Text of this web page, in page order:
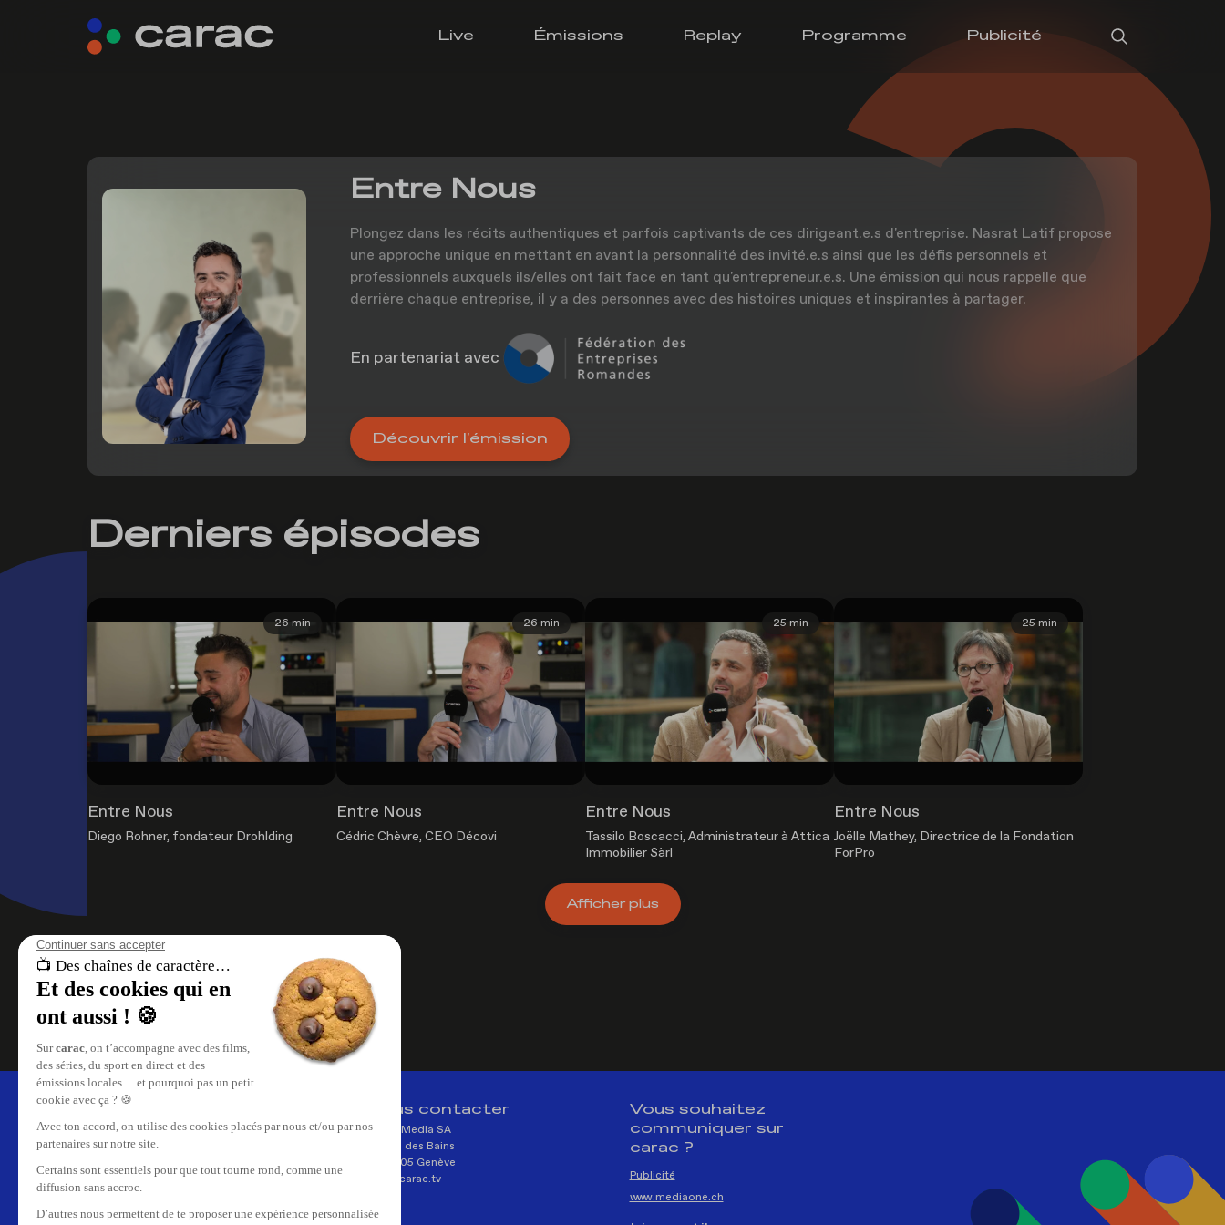
Live Émissions Replay Programme Publicité
Entre Nous
Plongez dans les récits authentiques et parfois captivants de ces dirigeant.e.s d'entreprise. Nasrat Latif propose
une approche unique en mettant en avant la personnalité des invité.e.s ainsi que les défis personnels et
professionnels auxquels ils/elles ont fait face en tant qu'entrepreneur.e.s. Une émission qui nous rappelle que
derrière chaque entreprise, il y a des personnes avec des histoires uniques et inspirantes à partager.
En partenariat avec
Découvrir l'émission
Derniers épisodes
26 min
Entre Nous
Diego Rohner, fondateur Drohlding
26 min
Entre Nous
Cédric Chèvre, CEO Décovi
25 min
Entre Nous
Tassilo Boscacci, Administrateur à Attica
Immobilier Sàrl
25 min
Entre Nous
Joëlle Mathey, Directrice de la Fondation
ForPro
Afficher plus
À propos de nous
carac , les chaînes de caractère.
Retrouvez le meilleur du
de vos émissions sur carac.tv.
reportages, cinéma, tout ce qui se
Nous contacter
Carac Media SA
35, rue des Bains
CH-1205 Genève
info@carac.tv
Vous souhaitez
communiquer sur
carac ?
Publicité
www.mediaone.ch